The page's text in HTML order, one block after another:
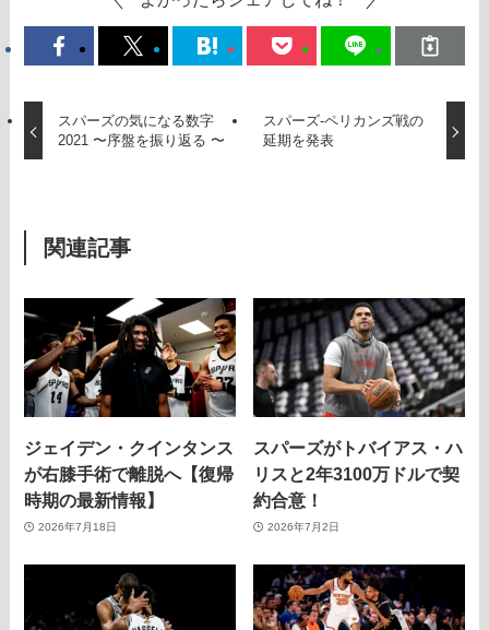
スパーズの気になる数字
2021 〜序盤を振り返る 〜
スパーズ-ペリカンズ戦の
延期を発表
関連記事
ジェイデン・クインタンス
が右膝手術で離脱へ【復帰
時期の最新情報】
2026年7月18日
スパーズがトバイアス・ハ
リスと2年3100万ドルで契
約合意！
2026年7月2日